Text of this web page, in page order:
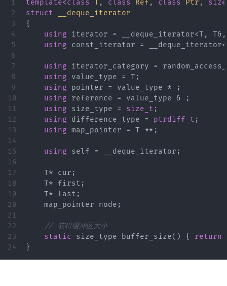
1
2
3
4
5
6
7
8
9
10
11
12
13
14
15
16
17
18
19
20
21
22
23
template<class , class Ref , class Ptr ,
struct
__deque_iterator
{
using
iterator = __deque_iterator<T , T&,
using
const_iterator = __deque_iterator<
using iterator_category =
using
value_type = T ;
using
pointer = value_type *
;
using
reference = value_type &
;
using
size_type = size_t ;
using
difference_type = ptrdiff_t ;
using map_pointer = T ** ;
using self = __deque_iterator ;
T* cur ;
T* first ;
T* last ;
map_pointer
node ;
// 获得缓冲区大小
static
size_type buffer_size() { return
}